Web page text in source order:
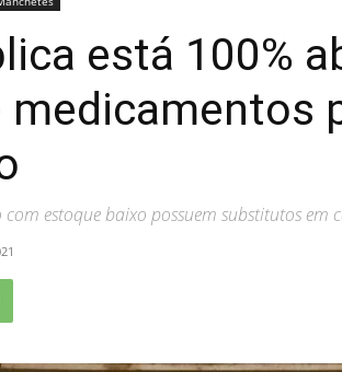
está 100%
medicamentos
com estoque baixo possuem substitutos em